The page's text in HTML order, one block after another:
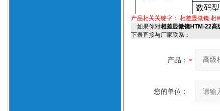
数码
产品相关关键字： 相差显微镜|相
如果你对相差显微镜HTM-22高
下表直接与厂家联系：
产品：
您的单位：